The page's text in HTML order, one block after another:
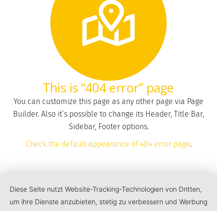
This is “404 error” page
You can customize this page as any other page via Page
Builder. Also it’s possible to change its Header, Title Bar,
Sidebar, Footer options.
Check the default appearance of 404 error page.
Diese Seite nutzt Website-Tracking-Technologien von Dritten,
um ihre Dienste anzubieten, stetig zu verbessern und Werbung